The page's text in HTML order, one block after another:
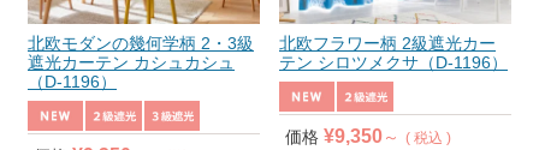
北欧モダンの幾何学柄 2・3級
遮光カーテン カシュカシュ
（D-1196）
北欧フラワー柄 2級遮光カー
テン シロツメクサ（D-1196）
価格 ¥9,350 税込